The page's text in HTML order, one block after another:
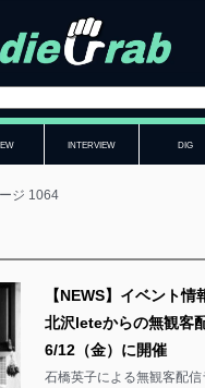
INTERVIEW DIG
ジ 1064
【NEWS】イベント
北沢leteからの無観客
6/12（金）に開催
石橋英子による無観客配信